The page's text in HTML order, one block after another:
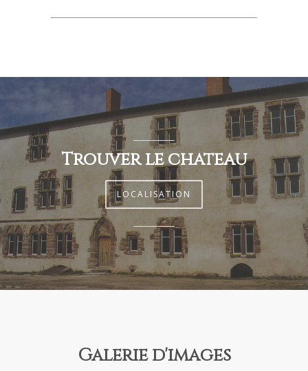
Trouver le château
LOCALISATION
Galerie d'images